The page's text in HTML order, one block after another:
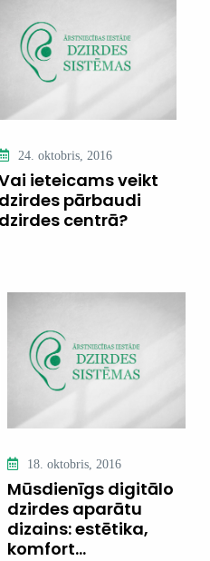
24. oktobris, 2016
ieteicams veikt
dzirdes pārbaudi
dzirdes centrā?
18. oktobris, 2016
Mūsdienīgs digitālo
dzirdes aparātu
dizains: estētika,
komfort...